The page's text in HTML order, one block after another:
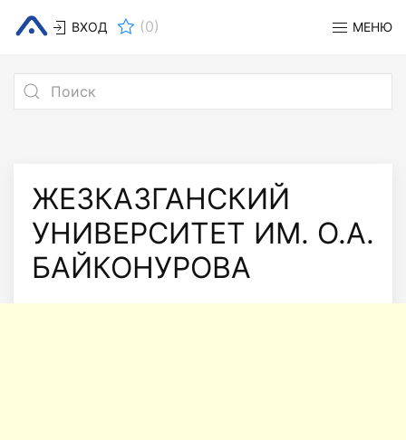
ВХОД (0) МЕНЮ
ЖЕЗКАЗГАНСКИЙ
УНИВЕРСИТЕТ ИМ. О.А.
БАЙКОНУРОВА